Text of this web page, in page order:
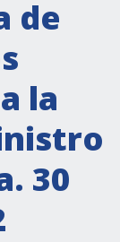
el Caribe
de
de
la
30